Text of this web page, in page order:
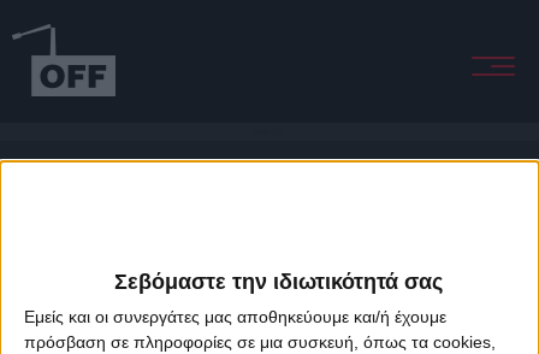
Σεβόμαστε την ιδιωτικότητά σας
Εμείς και οι συνεργάτες μας αποθηκεύουμε και/ή έχουμε
πρόσβαση σε πληροφορίες σε μια συσκευή, όπως τα cookies,